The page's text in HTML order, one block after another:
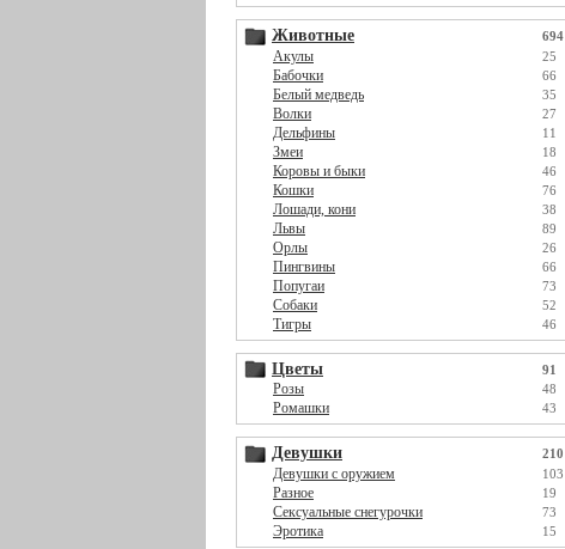
Животные 694
Акулы 25
Бабочки 66
Белый медведь 35
Волки 27
Дельфины 11
Змеи 18
Коровы и быки 46
Кошки 76
Лошади, кони 38
Львы 89
Орлы 26
Пингвины 66
Попугаи 73
Собаки 52
Тигры 46
Цветы 91
Розы 48
Ромашки 43
Девушки 210
Девушки с оружием 103
Разное 19
Сексуальные снегурочки 73
Эротика 15